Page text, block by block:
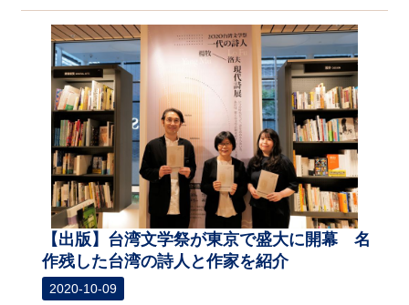
【出版】台湾文学祭が東京で盛大に開幕 名
作残した台湾の詩人と作家を紹介
2020-10-09